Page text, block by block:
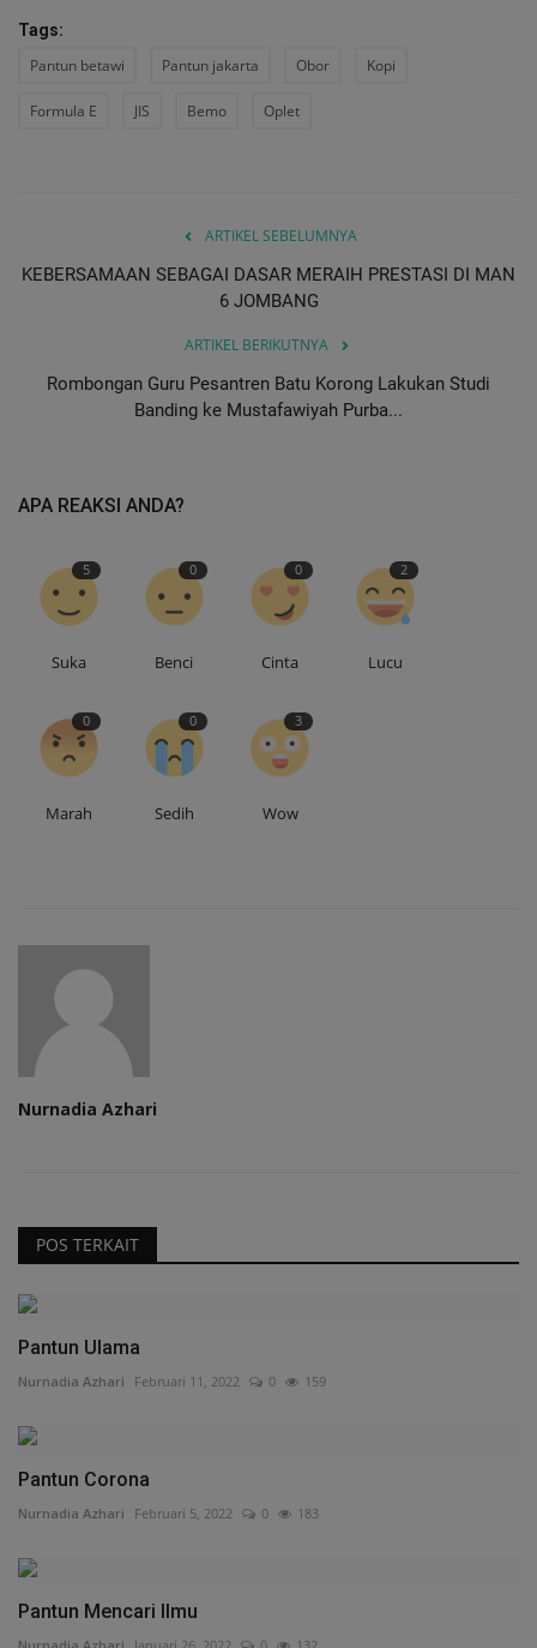
Tags:
Pantun betawi Pantun jakarta Obor Kopi
Formula E JIS Bemo Oplet
ARTIKEL SEBELUMNYA
KEBERSAMAAN SEBAGAI DASAR MERAIH PRESTASI DI MAN
6 JOMBANG
ARTIKEL BERIKUTNYA
Rombongan Guru Pesantren Batu Korong Lakukan Studi
Banding ke Mustafawiyah Purba...
APA REAKSI ANDA?
5
Suka
0
Benci
0
Cinta
2
Lucu
0
Marah
0
Sedih
3
Wow
Nurnadia Azhari
POS TERKAIT
Pantun Ulama
Nurnadia Azhari Februari 11, 2022 0 159
Pantun Corona
Nurnadia Azhari Februari 5, 2022 0 183
Pantun Mencari Ilmu